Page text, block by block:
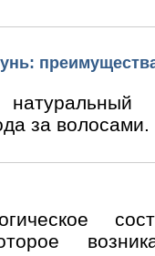
за волосами.